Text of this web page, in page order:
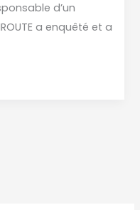
d’un
a enquêté et a